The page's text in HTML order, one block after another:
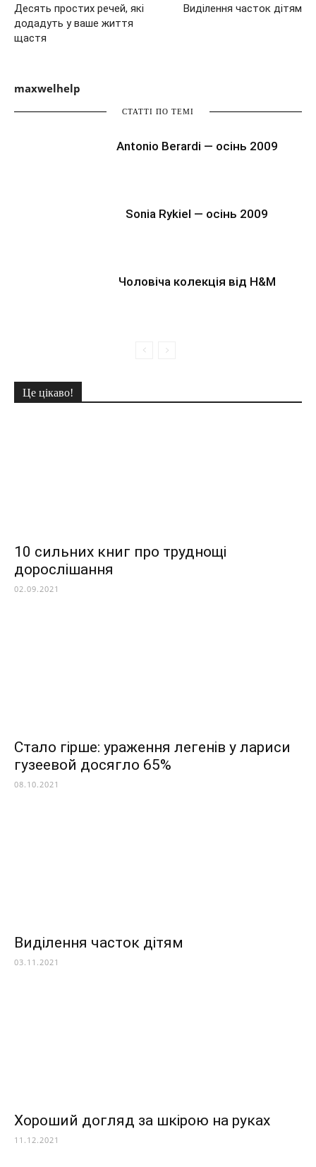
Десять простих речей, які
додадуть у ваше життя
щастя
Виділення часток дітям
maxwelhelp
СТАТТІ ПО ТЕМІ
Antonio Berardi — осінь 2009
Sonia Rykiel — осінь 2009
Чоловіча колекція від H&M
Це цікаво!
10 сильних книг про труднощі
дорослішання
02.09.2021
Стало гірше: ураження легенів у лариси
гузеевой досягло 65%
08.10.2021
Виділення часток дітям
03.11.2021
Хороший догляд за шкірою на руках
11.12.2021